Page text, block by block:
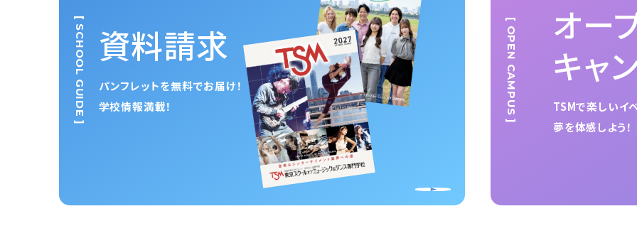
資料請求
パンフレットを無料でお届け！
学校情報満載！
[ SCHOOL GUIDE ]
オー
キャ
TSMで楽しいイ
夢を体感しよう！
[ OPEN CAMPUS ]